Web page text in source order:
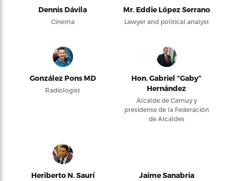
Dennis Dávila
Cinema
Mr. Eddie López Serrano
Lawyer and political analyst
González Pons MD
Radiologist
Hon. Gabriel “Gaby”
Hernández
Alcalde de Camuy y
presidente de la Federación
de Alcaldes
Heriberto N. Saurí Jaime Sanabria